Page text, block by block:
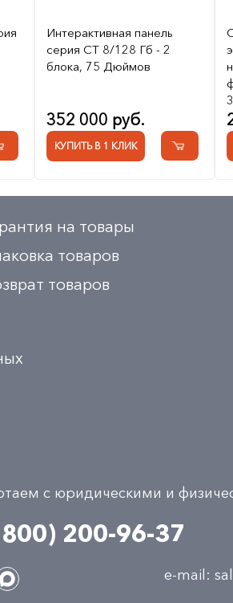
Интерактивная панель
серия CT 8/128 Гб - 2
блока, 75 Дюймов
352 000 руб.
КУПИТЬ В 1 КЛИК
на товары
товаров
товаров
с юридическими и
200-96-37
e-mail: